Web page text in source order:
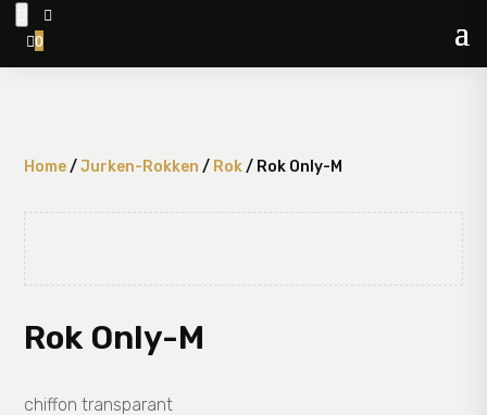

0
Home/Jurken-Rokken / Rok/ Rok Only-M
Rok Only-M
chiffon transparant